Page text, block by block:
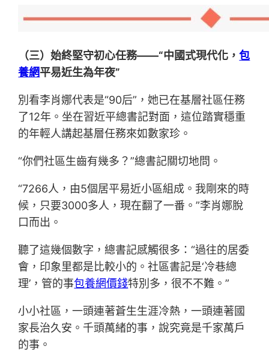
（三）始終堅守初心任務——“中國式現代化，包
養網平易近生為年夜”
別看李肖娜代表是“90后”，她已在基層社區任務
了12年。坐在習近平總書記對面，這位踏實穩重
的年輕人講起基層任務來如數家珍。
“你們社區生齒有幾多？”總書記關切地問。
“7266人，由5個居平易近小區組成。我剛來的時
候，只要3000多人，現在翻了一番。”李肖娜脫
口而出。
聽了這幾個數字，總書記感觸很多：“過往的居委
會，印象里都是比較小的。社區書記是‘冷巷總
理’，管的事包養網價錢特別多，很不不難。”
小小社區，一頭連著蒼生生涯冷熱，一頭連著國
家長治久安。千頭萬緒的事，說究竟是千家萬戶
的事。